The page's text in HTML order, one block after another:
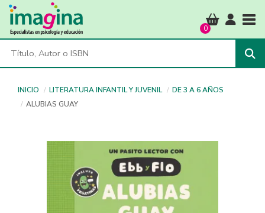
0
INICIO LITERATURA INFANTIL Y JUVENIL
DE 3 A 6 AÑOS
ALUBIAS GUAY